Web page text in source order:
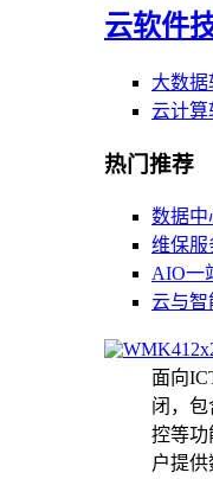
云软件
大数
云计算
热门推荐
数据中
维保服
AIO一
云与智
面向
闭，
控等功
户提